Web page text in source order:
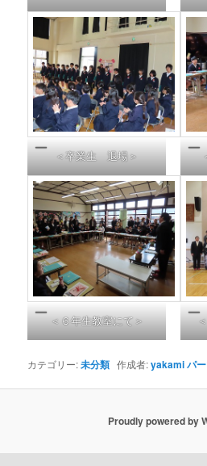
＜卒業生 退場＞
＜６年生教室にて＞
カテゴリー:未分類 作成者:yakamiパ
Proudly powered by